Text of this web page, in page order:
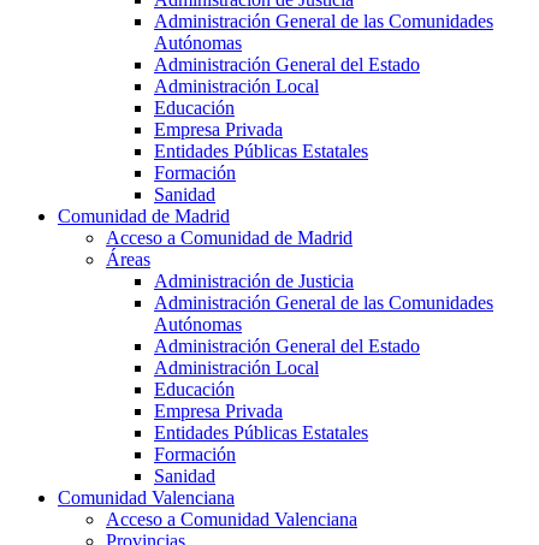
Administración General de las Comunidades
Autónomas
Administración General del Estado
Administración Local
Educación
Empresa Privada
Entidades Públicas Estatales
Formación
Sanidad
Comunidad de Madrid
Acceso a Comunidad de Madrid
Áreas
Administración de Justicia
Administración General de las Comunidades
Autónomas
Administración General del Estado
Administración Local
Educación
Empresa Privada
Entidades Públicas Estatales
Formación
Sanidad
Comunidad Valenciana
Acceso a Comunidad Valenciana